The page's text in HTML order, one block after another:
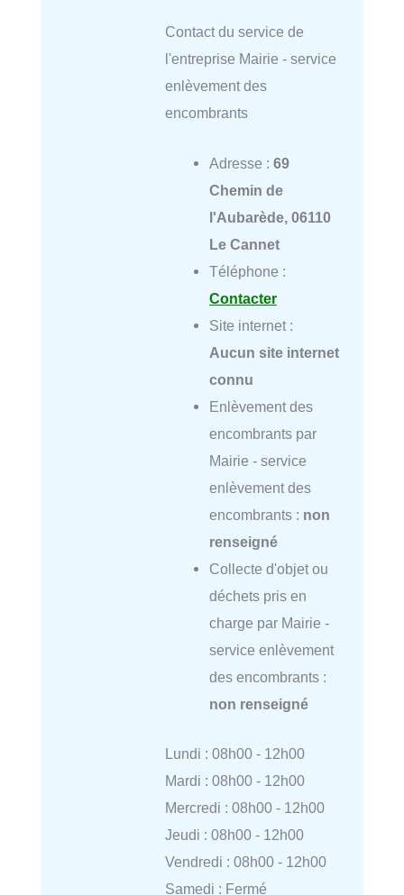
Contact du service de
l'entreprise Mairie - service
enlèvement des
encombrants
Adresse : 69
Chemin de
l'Aubarède, 06110
Le Cannet
Téléphone :
Contacter
Site internet :
Aucun site internet
connu
Enlèvement des
encombrants par
Mairie - service
enlèvement des
encombrants : non
renseigné
Collecte d'objet ou
déchets pris en
charge par Mairie -
service enlèvement
des encombrants :
non renseigné
Lundi : 08h00 - 12h00
Mardi : 08h00 - 12h00
Mercredi : 08h00 - 12h00
Jeudi : 08h00 - 12h00
Vendredi : 08h00 - 12h00
Samedi : Fermé